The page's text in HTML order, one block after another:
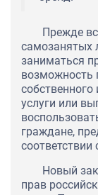
Прежде
самозанятых
заниматься
возможность
услуги или
граждане,
Новый
прав